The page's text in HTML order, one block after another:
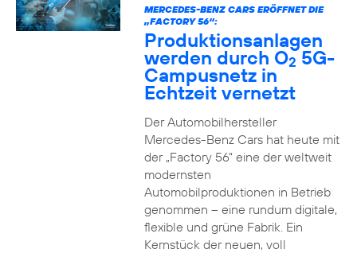
MERCEDES-BENZ CARS ERÖFFNET DIE
„FACTORY 56“:
Produktionsanlagen
werden durch O25G-
Campusnetz in
Echtzeit vernetzt
Der Automobilhersteller
Mercedes-Benz Cars hat heute mit
der „Factory 56“ eine der weltweit
modernsten
Automobilproduktionen in Betrieb
genommen – eine rundum digitale,
flexible und grüne Fabrik. Ein
Kernstück der neuen, voll